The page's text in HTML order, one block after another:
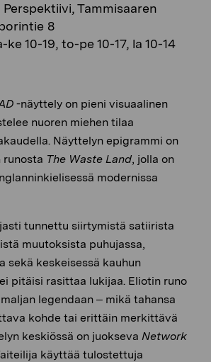
Tammisaaren
8
10-19, to-pe 10-17, la 10-14
-näyttely on pieni visuaalinen
nuoren miehen tilaa
Näyttelyn epigrammi on
runosta The Waste Land, jolla on
modernissa
tunnettu siirtymistä satiirista
muutoksista puhujassa,
sekä keskeisessä kauhun
pitäisi rasittaa lukijaa. Eliotin runo
legendaan – mikä tahansa
kohde tai erittäin merkittävä
keskiössä on juokseva Network
käyttää tulostettuja